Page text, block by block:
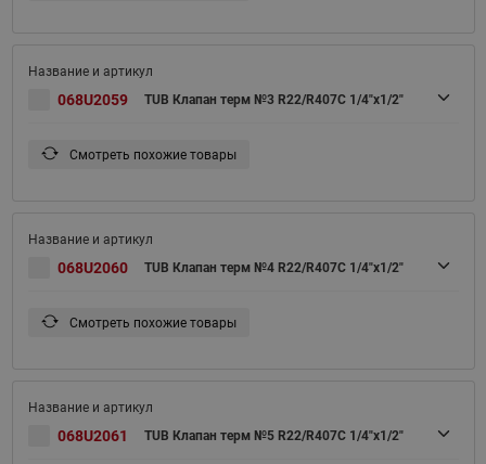
068U2059 TUB Клапан терм №3 R22/R407C 1/4"x1/2"
Смотреть похожие товары
068U2060 TUB Клапан терм №4 R22/R407C 1/4"x1/2"
Смотреть похожие товары
068U2061 TUB Клапан терм №5 R22/R407C 1/4"x1/2"